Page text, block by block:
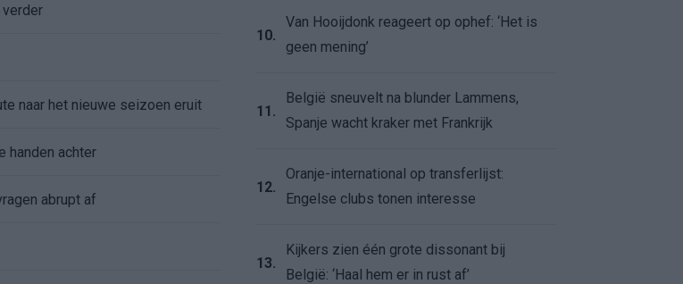
naar het nieuwe seizoen eruit
handen achter
abrupt af
10.
Van Hooijdonk reageert op ophef: ‘Het is
geen mening’
11.
België sneuvelt na blunder Lammens,
Spanje wacht kraker met Frankrijk
12.
Oranje-international op transferlijst:
Engelse clubs tonen interesse
13.
Kijkers zien één grote dissonant bij
België: ‘Haal hem er in rust af’